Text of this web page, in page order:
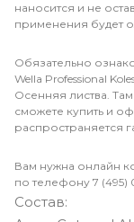
наносится и не
применения будет
Обязательно
Wella Professional
Осенняя листва.
сможете купить и
распространяется
Вам нужна онлайн
по телефону 7 (495)
Состав: